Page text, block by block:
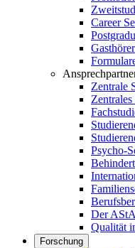
Career
Gasthörer
Zentrale
Psycho-
Der AStA
Qualität
Forschung